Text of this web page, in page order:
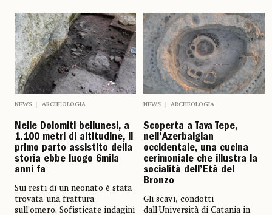
NEWS ARCHEOLOGIA
Nelle Dolomiti bellunesi, a
1.100 metri di altitudine, il
primo parto assistito della
storia ebbe luogo 6mila
anni fa
Sui resti di un neonato è stata
trovata una frattura
sull’omero. Sofisticate indagini
NEWS ARCHEOLOGIA
Scoperta a Tava Tepe,
nell’Azerbaigian
occidentale, una cucina
cerimoniale che illustra la
socialità dell’Età del
Bronzo
Gli scavi, condotti
dall'Università di Catania in